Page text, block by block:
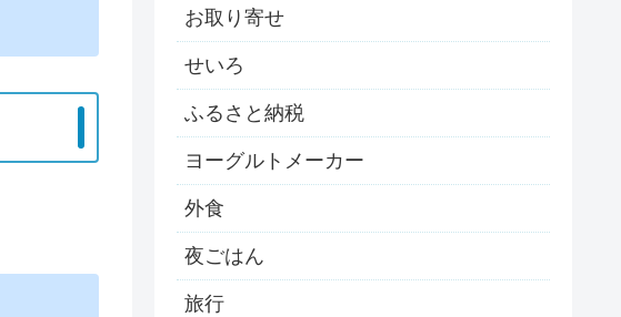
お取り寄せ
せいろ
ふるさと納税
ヨーグルトメーカー
外食
夜ごはん
旅行